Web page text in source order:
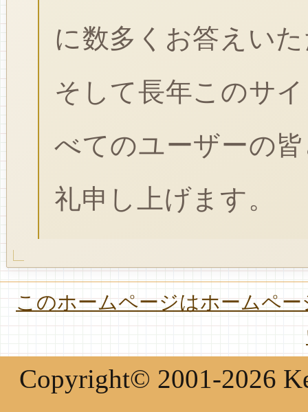
に数多くお答えい
そして長年このサ
べてのユーザーの
礼申し上げます。
このホームページはホームペ
Copyright© 2001-2026